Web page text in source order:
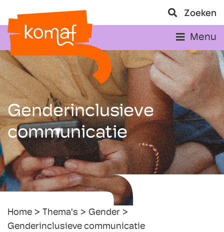
Zoeken
Menu
Genderinclusieve
communicatie
Home Thema's
Gender
Genderinclusieve communicatie